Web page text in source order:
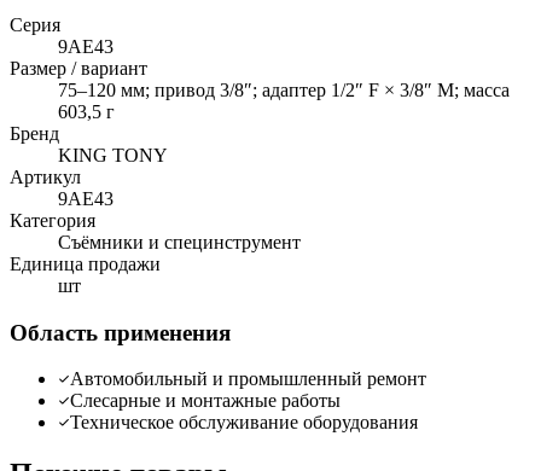
Серия
9AE43
Размер / вариант
75–120 мм; привод 3/8″; адаптер 1/2″ F × 3/8″ M; масса
603,5 г
Бренд
KING TONY
Артикул
9AE43
Категория
Съёмники и специнструмент
Единица продажи
шт
Область применения
Автомобильный и промышленный ремонт
Слесарные и монтажные работы
Техническое обслуживание оборудования